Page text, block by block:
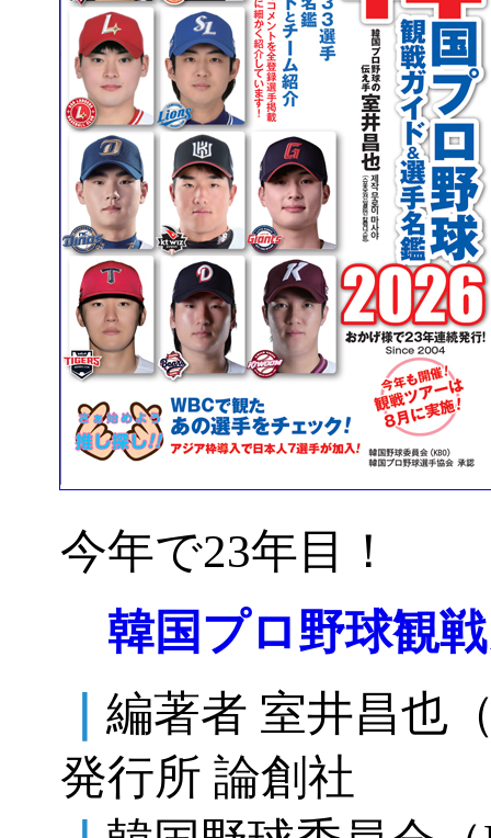
今年で23年目！
韓国プロ野球観
編著者 室井昌也
発行所 論創社